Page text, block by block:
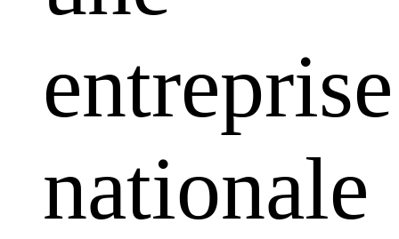
entreprise
nationale